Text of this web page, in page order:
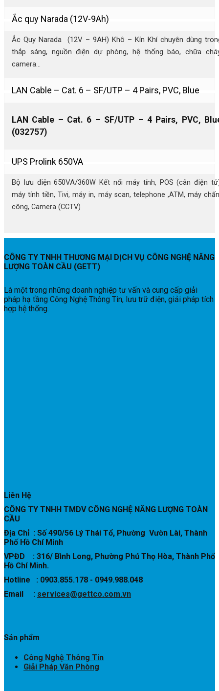
Ắc quy Narada (12V-9Ah)
Ắc Quy Narada (12V – 9AH) Khô – Kín Khí chuyên dùng
thắp sáng, nguồn điện dự phòng, hệ thống báo, chữa
camera…
LAN Cable – Cat. 6 – SF/UTP – 4 Pairs, PVC, Blue
LAN Cable – Cat. 6 – SF/UTP – 4 Pairs, PVC,
(032757)
UPS Prolink 650VA
Bộ lưu điện 650VA/360W Kết nối máy tính, POS (cân điện
máy tính tiền, Tivi, máy in, máy scan, telephone ,ATM, máy
công, Camera (CCTV)
CÔNG TY TNHH THƯƠNG MẠI DỊCH VỤ CÔNG NGHỆ NĂNG
LƯỢNG TOÀN CẦU (GETT)
Là một trong những doanh nghiệp tư vấn và cung cấp giải
pháp hạ tầng Công Nghệ Thông Tin, lưu trữ điện, giải pháp tích
hợp hệ thống.
Liên Hệ
CÔNG TY TNHH TMDV CÔNG NGHỆ NĂNG LƯỢNG TOÀN
CẦU
Địa Chỉ : Số 490/56 Lý Thái Tổ, Phường Vườn Lài, Thành
Phố Hồ Chí Minh
VPĐD : 316/ Bình Long, Phường Phú Thọ Hòa, Thành Phố
Hồ Chí Minh.
Hotline : 0903.855.178 - 0949.988.048
Email : services@gettco.com.vn
Sản phẩm
Công Nghệ Thông Tin
Giải Pháp Văn Phòng